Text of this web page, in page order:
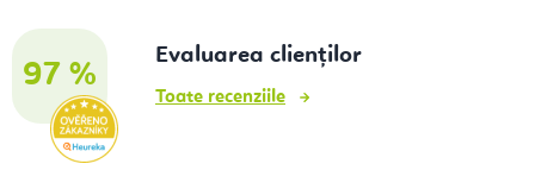
97 %
Evaluarea clienților
Toate recenziile